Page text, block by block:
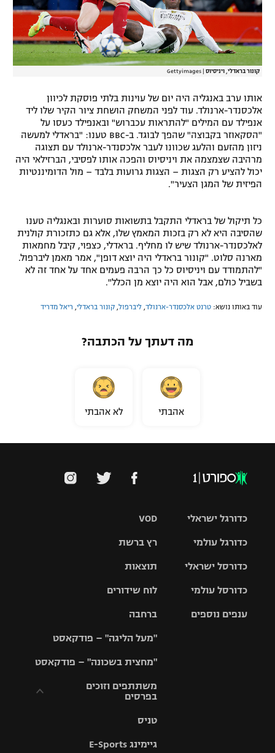
לוח דרושים – ג'ובנט
תגיות
המגזין
קונור בראדלי, ויניסיוס Gettyimages
אותו ערב באנגליה היה יום של עוינות בלתי פוסקת לכיוון
אלכסנדר-ארנולד. עוד לפני המשחק הושחת ציור הקיר שלו ליד
אנפילד עם המילים "להתראות עכברוש" ובאנפילד כעסו על
"הסקאוזר בקבוצה" שהפך לבוגד. ב-BBC טענו: "בראדלי למעשה
ניזון מהזעם והלעג שכוונו לעבר אלכסנדר-ארנולד עם תצוגה
מרהיבה שצמצמה את ויניסיוס והפכה אותו לפסיבי, הברזילאי היה
יכול להציע רק הצגות – הצגות גרועות בלבד – מול הדומיננטיות
הפיזית של המגן הצעיר".
כל תיקול של בראדלי התקבל בתשואות סוערות ובאנגליה טענו
שהסיבה היא לא רק בזכות המאמץ שלו, אלא גם כתזכורת קולנית
לאלכסנדר-ארנולד שיש לו מחליף. בראדלי, כצפוי, קיבל מחמאות
מארנה סלוט. "קונור בראדלי היה יוצא דופן", אמר מאמן ליברפול.
"להתמודד עם ויניסיוס כל כך הרבה פעמים אחד על אחד זה לא
בשביל כולם, אבל הוא היה יוצא מן הכלל".
עוד באותו נושא: טרנט אלכסנדר-ארנולד ליברפול קונור בראדלי ריאל מדריד
מה דעתך על הכתבה?
אהבתי לא אהבתי
VOD
רץ ברשת
תוצאות
לוח שידורים
ברחבה
"מעל הליגה" – פודקאסט
"מחצית בשכונה" – פודקאסט
משתתפים וזוכים
בפרסים
וזוכים בפרסים
טניס
גיימינג E-Sports
כדורגל ישראלי
גביע הטוטו
כדורגל עולמי
האלופות
ליגה
כדורסל ישראלי
סל
כדורסל עולמי
ענפים נוספים